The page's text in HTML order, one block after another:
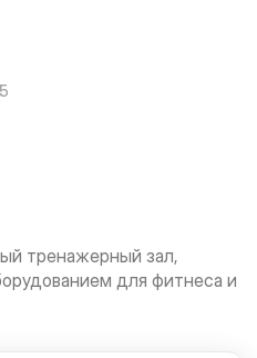
тренажерный зал,
для фитнеса и